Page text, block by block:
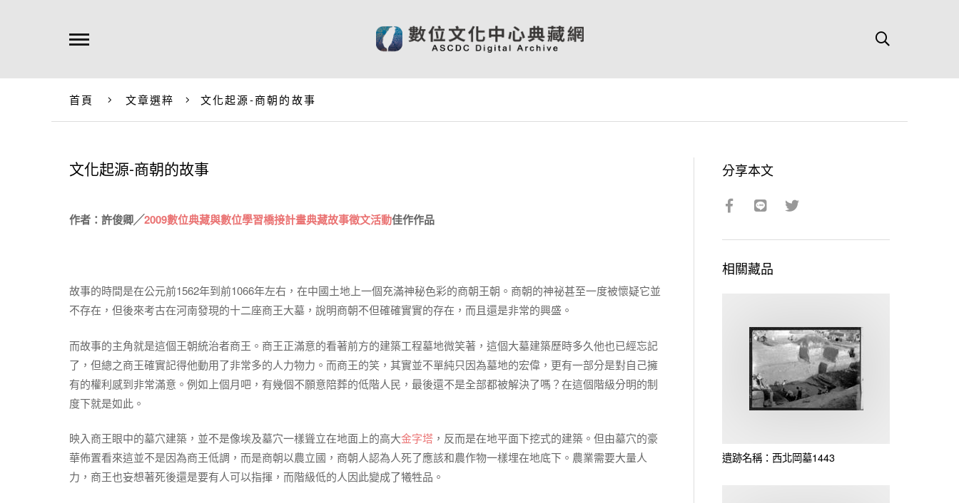
首頁 文章選粹 文化起源-商朝的故事
文化起源-商朝的故事
作者：許俊卿╱2009數位典藏與數位學習橋接計畫典藏故事徵文活動佳作作品
故事的時間是在公元前1562年到前1066年左右，在中國土地上一個充滿神秘色彩的商朝王朝。商朝的神祕甚至一度被懷疑它並
不存在，但後來考古在河南發現的十二座商王大墓，說明商朝不但確確實實的存在，而且還是非常的興盛。
而故事的主角就是這個王朝統治者商王。商王正滿意的看著前方的建築工程墓地微笑著，這個大墓建築歷時多久他也已經忘記
了，但總之商王確實記得他動用了非常多的人力物力。而商王的笑，其實並不單純只因為墓地的宏偉，更有一部分是對自己擁
有的權利感到非常滿意。例如上個月吧，有幾個不願意陪葬的低階人民，最後還不是全部都被解決了嗎？在這個階級分明的制
度下就是如此。
映入商王眼中的墓穴建築，並不是像埃及墓穴一樣聳立在地面上的高大金字塔 ，反而是在地平面下挖式的建築。但由墓穴的豪
華佈置看來這並不是因為商王低調，而是商朝以農立國，商朝人認為人死了應該和農作物一樣埋在地底下。農業需要大量人
力，商王也妄想著死後還是要有人可以指揮，而階級低的人因此變成了犧牲品。
分享本文
相關藏品
遺跡名稱：西北岡墓1443